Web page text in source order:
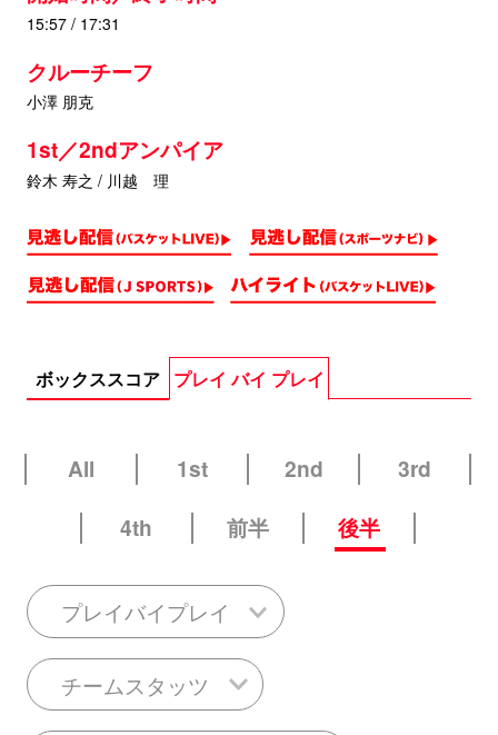
15:57 / 17:31
クルーチーフ
小澤 朋克
1st／2ndアンパイア
鈴木 寿之 / 川越 理
ボックススコア プレイ バイ プレイ
All 1st 2nd
3rd
4th
前半 後半
プレイバイプレイ
チームスタッツ